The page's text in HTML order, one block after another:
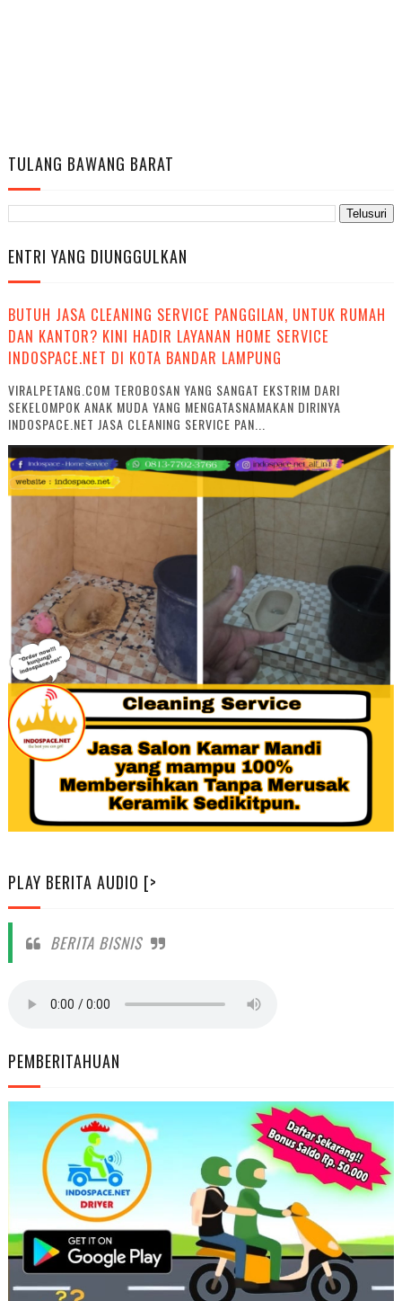
TULANG BAWANG BARAT
ENTRI YANG DIUNGGULKAN
BUTUH JASA CLEANING SERVICE PANGGILAN, UNTUK RUMAH
DAN KANTOR? KINI HADIR LAYANAN HOME SERVICE
INDOSPACE.NET DI KOTA BANDAR LAMPUNG
VIRALPETANG.COM TEROBOSAN YANG SANGAT EKSTRIM DARI
SEKELOMPOK ANAK MUDA YANG MENGATASNAMAKAN DIRINYA
INDOSPACE.NET JASA CLEANING SERVICE PAN...
PLAY BERITA AUDIO [>
BERITA BISNIS
PEMBERITAHUAN